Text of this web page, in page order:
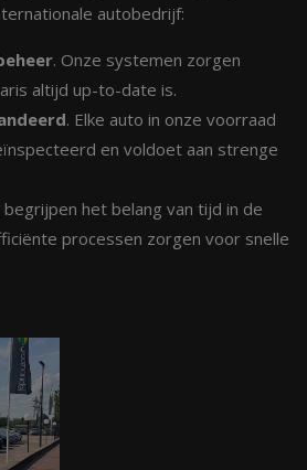
autobedrijf:
. Onze systemen zorgen
altijd up-to-date is.
. Elke auto in onze voorraad
en voldoet aan strenge
begrijpen het belang van tijd in de
processen zorgen voor snelle